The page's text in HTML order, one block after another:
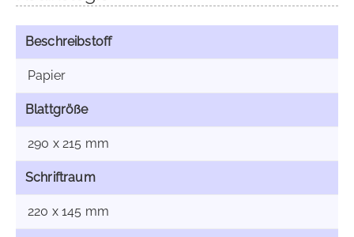
Beschreibstoff
Papier
Blattgröße
290 x 215 mm
Schriftraum
220 x 145 mm